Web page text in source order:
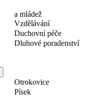
a mládež
Vzdělávání
Duchovní péče
Dluhové poradenství
Otrokovice
Písek